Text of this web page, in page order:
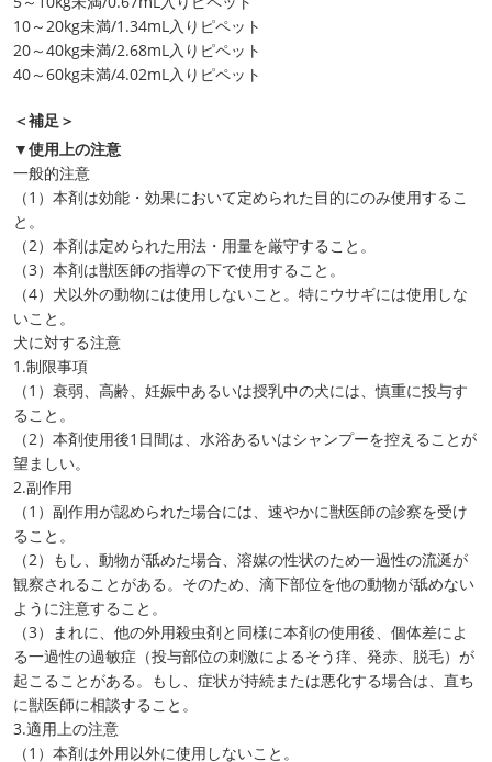
10～20kg未満/1.34mL入りピペット
20～40kg未満/2.68mL入りピペット
40～60kg未満/4.02mL入りピペット
＜補足＞
▼使用上の注意
一般的注意
（1）本剤は効能・効果において定められた目的にのみ使用するこ
と。
（2）本剤は定められた用法・用量を厳守すること。
（3）本剤は獣医師の指導の下で使用すること。
（4）犬以外の動物には使用しないこと。特にウサギには使用しな
いこと。
犬に対する注意
1.制限事項
（1）衰弱、高齢、妊娠中あるいは授乳中の犬には、慎重に投与す
ること。
（2）本剤使用後1日間は、水浴あるいはシャンプーを控えることが
望ましい。
2.副作用
（1）副作用が認められた場合には、速やかに獣医師の診察を受け
ること。
（2）もし、動物が舐めた場合、溶媒の性状のため一過性の流涎が
観察されることがある。そのため、滴下部位を他の動物が舐めない
ように注意すること。
（3）まれに、他の外用殺虫剤と同様に本剤の使用後、個体差によ
る一過性の過敏症（投与部位の刺激によるそう痒、発赤、脱毛）が
起こることがある。もし、症状が持続または悪化する場合は、直ち
に獣医師に相談すること。
3.適用上の注意
（1）本剤は外用以外に使用しないこと。